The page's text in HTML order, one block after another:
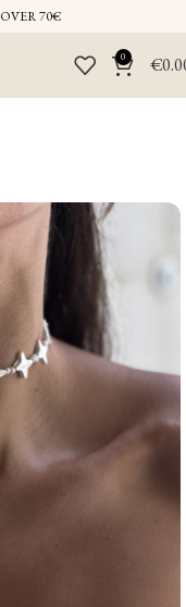
70€
0 €